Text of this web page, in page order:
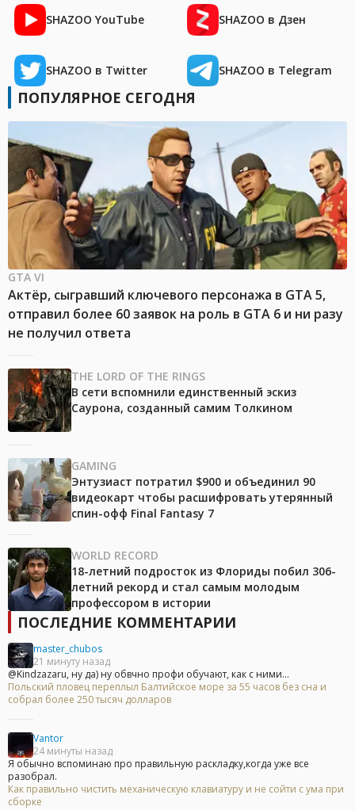
SHAZOO YouTube SHAZOO в Дзен
SHAZOO в Twitter SHAZOO в Telegram
ПОПУЛЯРНОЕ СЕГОДНЯ
GTA VI
Актёр, сыгравший ключевого персонажа в GTA 5,
отправил более 60 заявок на роль в GTA 6 и ни разу
не получил ответа
THE LORD OF THE RINGS
В сети вспомнили единственный эскиз
Саурона, созданный самим Толкином
GAMING
Энтузиаст потратил $900 и объединил 90
видеокарт чтобы расшифровать утерянный
спин-офф Final Fantasy 7
WORLD RECORD
18-летний подросток из Флориды побил 306-
летний рекорд и стал самым молодым
профессором в истории
ПОСЛЕДНИЕ КОММЕНТАРИИ
master_chubos
21 минуту назад
@Kindzazaru, ну да) ну обвчно профи обучают, как с ними...
Польский пловец переплыл Балтийское море за 55 часов без сна и
собрал более 250 тысяч долларов
Vantor
24 минуты назад
Я обычно вспоминаю про правильную раскладку,когда уже все
разобрал.
Как правильно чистить механическую клавиатуру и не сойти с ума при
сборке